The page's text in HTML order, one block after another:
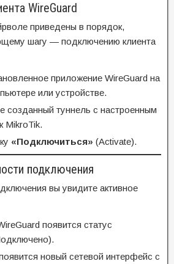
WireGuard
приведены в порядок,
шагу — подключению клиента
приложение WireGuard на
или устройстве.
созданный туннель с настроенным
MikroTik.
«Подключиться» (Activate).
подключения
вы увидите активное
появится статус
новый сетевой интерфейс с